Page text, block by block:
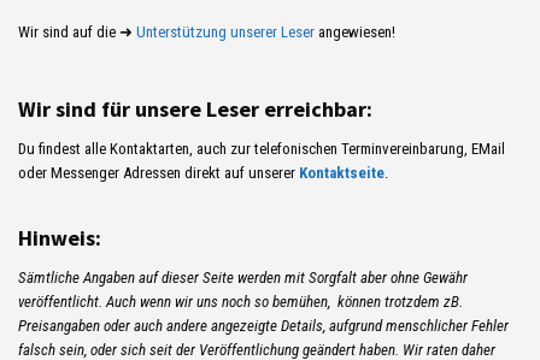
Wir sind auf die ➜ Unterstützung unserer Leser angewiesen!
Wir sind für unsere Leser erreichbar:
Du findest alle Kontaktarten, auch zur telefonischen Terminvereinbarung, EMail
oder Messenger Adressen direkt auf unserer Kontaktseite.
Hinweis:
Sämtliche Angaben auf dieser Seite werden mit Sorgfalt aber ohne Gewähr
veröffentlicht. Auch wenn wir uns noch so bemühen, können trotzdem zB.
Preisangaben oder auch andere angezeigte Details, aufgrund menschlicher Fehler
falsch sein, oder sich seit der Veröffentlichung geändert haben. Wir raten daher